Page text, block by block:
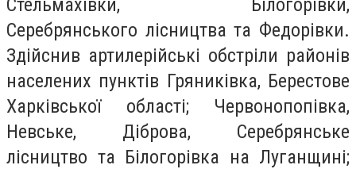
Стельмахівки, Білогорівки,
Серебрянського лісництва та Федорівки.
Здійснив артилерійські обстріли районів
населених пунктів Гряниківка, Берестове
Харківської області; Червонопопівка,
Невське, Діброва, Серебрянське
лісництво та Білогорівка на Луганщині;